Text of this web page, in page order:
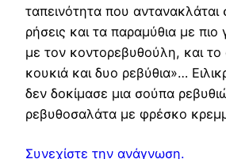
ταπεινότητα που αντανακλάται
ρήσεις και τα παραμύθια με πιο
με τον κοντορεβυθούλη, και
κουκιά και δυο ρεβύθια»…
δεν δοκίμασε μια σούπα
ρεβυθοσαλάτα με φρέσκο
Συνεχίστε την ανάγνωση.